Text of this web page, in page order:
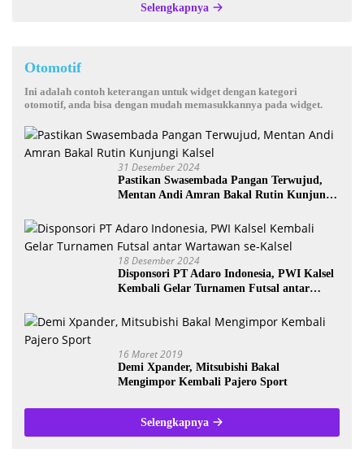
Selengkapnya
Otomotif
Ini adalah contoh keterangan untuk widget dengan kategori
otomotif, anda bisa dengan mudah memasukkannya pada widget.
31 Desember 2024
Pastikan Swasembada Pangan Terwujud,
Mentan Andi Amran Bakal Rutin Kunjungi
18 Desember 2024
Disponsori PT Adaro Indonesia, PWI Kalsel
Kembali Gelar Turnamen Futsal antar
16 Maret 2019
Demi Xpander, Mitsubishi Bakal
Mengimpor Kembali Pajero Sport
Selengkapnya